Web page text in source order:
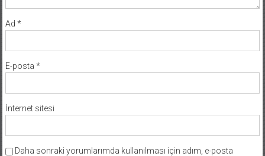
Ad *
E-posta *
İnternet sitesi
Daha sonraki yorumlarımda kullanılması için adım, e-posta